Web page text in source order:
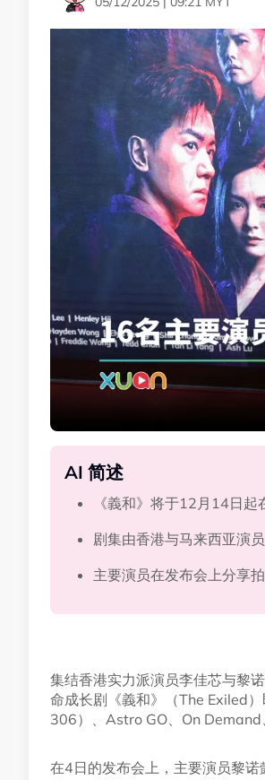
AI 简述
《義和》将于12月14日起
剧集由香港与马来西亚演
主要演员在发布会上分享
集结香港实力派演员李佳芯与黎
命成长剧《義和》（The Exiled
306）、Astro GO、On Demand
在4日的发布会上，主要演员黎